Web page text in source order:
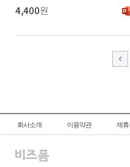
4,400원
회사소개 이용약관 제휴